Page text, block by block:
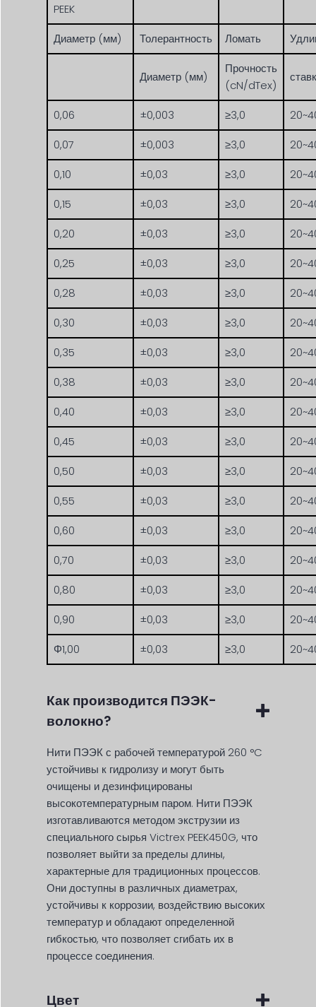
PEEK
Диаметр (мм)
Толерантность Ломать
Диаметр (мм)
Прочность
(cN/dTex)
0,06 ±0,003 ≥3,0
0,07
±0,003 ≥3,0
0,10
±0,03 ≥3,0
0,15
±0,03 ≥3,0
0,20
±0,03 ≥3,0
0,25
±0,03 ≥3,0
0,28
±0,03 ≥3,0
0,30
±0,03 ≥3,0
0,35
±0,03 ≥3,0
0,38
±0,03 ≥3,0
0,40
±0,03 ≥3,0
0,45
±0,03 ≥3,0
0,50
±0,03 ≥3,0
0,55
±0,03 ≥3,0
0,60
±0,03 ≥3,0
0,70
±0,03 ≥3,0
0,80
±0,03 ≥3,0
0,90
±0,03 ≥3,0
Φ1,00
±0,03 ≥3,0
Как производится ПЭЭК-
волокно?
Нити ПЭЭК с рабочей температурой 260 °C
устойчивы к гидролизу и могут быть
очищены и дезинфицированы
высокотемпературным паром. Нити ПЭЭК
изготавливаются методом экструзии из
специального сырья Victrex PEEK450G, что
позволяет выйти за пределы длины,
характерные для традиционных процессов.
Они доступны в различных диаметрах,
устойчивы к коррозии, воздействию высоких
температур и обладают определенной
гибкостью, что позволяет сгибать их в
процессе соединения.
Цвет